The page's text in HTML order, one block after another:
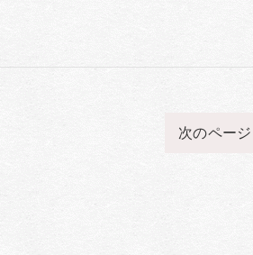
次のペー